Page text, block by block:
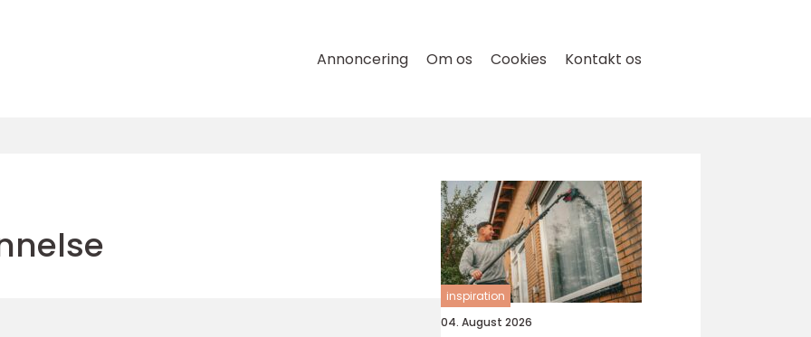
Annoncering Om os Cookies Kontakt os
inspiration
04. August 2026